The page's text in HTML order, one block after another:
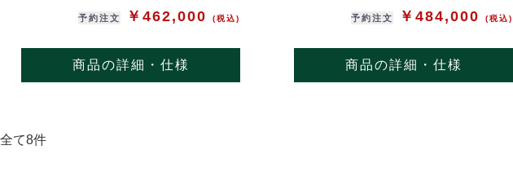
予約注文 ￥462,000(税込)
商品の詳細・仕様
予約注文 ￥484,000(税込)
商品の詳細・仕様
全て8件